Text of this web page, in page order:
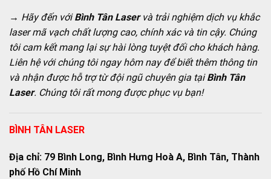
→ Hãy đến vớiBình Tân Laservà trải nghiệm dịch vụ khắc
laser mã vạch chất lượng cao, chính xác và tin cậy. Chúng
tôi cam kết mang lại sự hài lòng tuyệt đối cho khách hàng.
Liên hệ với chúng tôi ngay hôm nay để biết thêm thông tin
và nhận được hỗ trợ từ đội ngũ chuyên gia tạiBình Tân
Laser. Chúng tôi rất mong được phục vụ bạn!
BÌNH TÂN LASER
Địa chỉ: 79 Bình Long, Bình Hưng Hoà A, Bình Tân, Thành
phố Hồ Chí Minh